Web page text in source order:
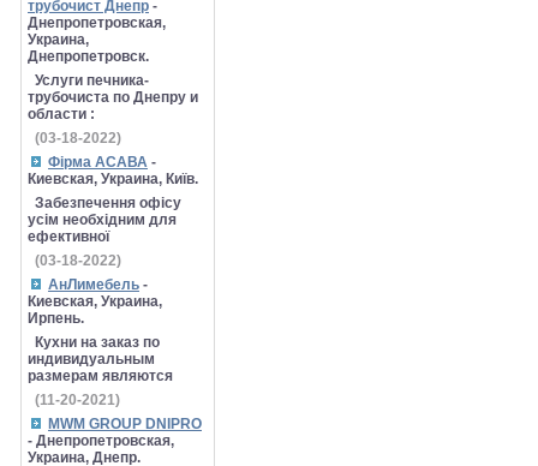
трубочист Днепр -
Днепропетровская,
Украина,
Днепропетровск.
Услуги печника-
трубочиста по Днепру и
области :
(03-18-2022)
Фірма АСАВА -
Киевская, Украина, Київ.
Забезпечення офісу
усім необхідним для
ефективної
(03-18-2022)
АнЛимебель -
Киевская, Украина,
Ирпень.
Кухни на заказ по
индивидуальным
размерам являются
(11-20-2021)
MWM GROUP DNIPRO
- Днепропетровская,
Украина, Днепр.